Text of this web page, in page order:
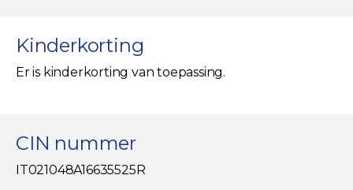
Kinderkorting
Er is kinderkorting van toepassing.
CIN nummer
IT021048A16635525R